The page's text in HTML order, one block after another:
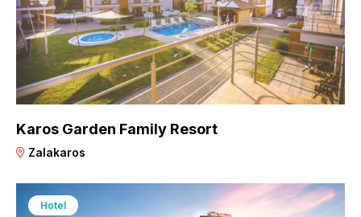
Karos Garden Family Resort
Zalakaros
Hotel